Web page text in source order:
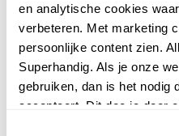
en analytische cookies
verbeteren. Met marketing
persoonlijke content zien.
Superhandig. Als je onze
gebruiken, dan is het nodig
accepteert. Dit doe je door